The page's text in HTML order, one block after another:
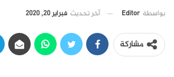
بواسطة Editor آخر تحديث فبراير 20, 2020
مشاركة